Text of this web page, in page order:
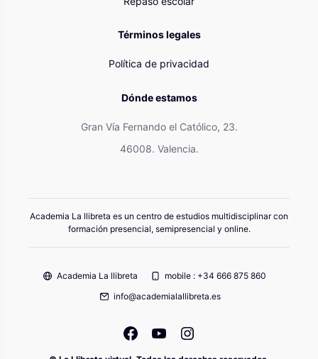
Términos legales
Política de privacidad
Dónde estamos
Gran Vía Fernando el Católico, 23.
46008. Valencia.
Academia La llibreta es un centro de estudios multidisciplinar con
formación presencial, semipresencial y online.
Academia La llibreta
mobile : +34 666 875 860
info@academialallibreta.es